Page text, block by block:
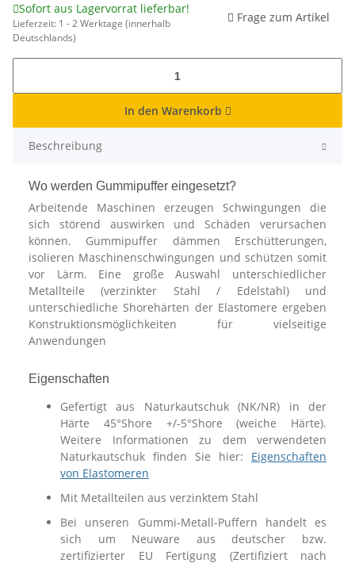
Sofort aus Lagervorrat lieferbar!
Lieferzeit: 1 - 2 Werktage (innerhalb
Deutschlands)
Frage zum Artikel
In den Warenkorb
Beschreibung
Wo werden Gummipuffer eingesetzt?
Arbeitende Maschinen erzeugen Schwingungen die
sich störend auswirken und Schäden verursachen
können. Gummipuffer dämmen Erschütterungen,
isolieren Maschinenschwingungen und schützen somit
vor Lärm. Eine große Auswahl unterschiedlicher
Metallteile (verzinkter Stahl / Edelstahl) und
unterschiedliche Shorehärten der Elastomere ergeben
Konstruktionsmöglichkeiten für vielseitige
Anwendungen
Eigenschaften
Gefertigt aus Naturkautschuk (NK/NR) in der
Härte 45°Shore +/-5°Shore (weiche Härte).
Weitere Informationen zu dem verwendeten
Naturkautschuk finden Sie hier: Eigenschaften
von Elastomeren
Mit Metallteilen aus verzinktem Stahl
Bei unseren Gummi-Metall-Puffern handelt es
sich um Neuware aus deutscher bzw.
zertifizierter EU Fertigung (Zertifiziert nach